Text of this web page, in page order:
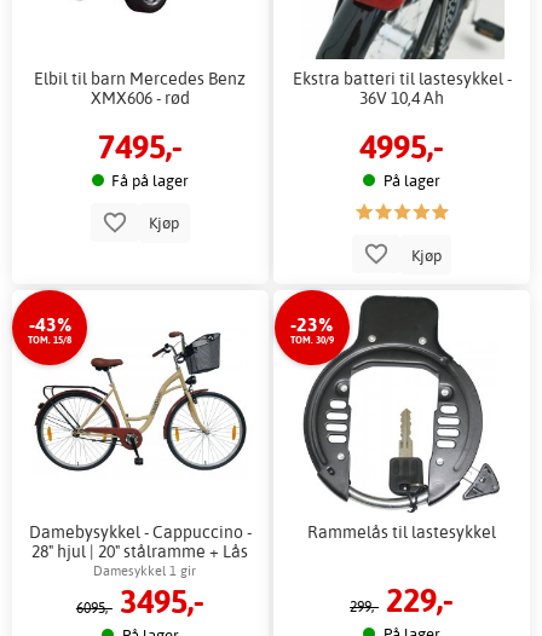
Elbil til barn Mercedes Benz
XMX606 - rød
7495,-
Få på lager
Kjøp
Ekstra batteri til lastesykkel -
36V 10,4 Ah
4995,-
På lager
Kjøp
-43%
TOM. 15/8
Damebysykkel - Cappuccino -
28" hjul | 20" stålramme + Lås
kjede
Damesykkel 1 gir
6095,- 3495,-
-23%
TOM. 30/9
Rammelås til lastesykkel
299,- 229,-